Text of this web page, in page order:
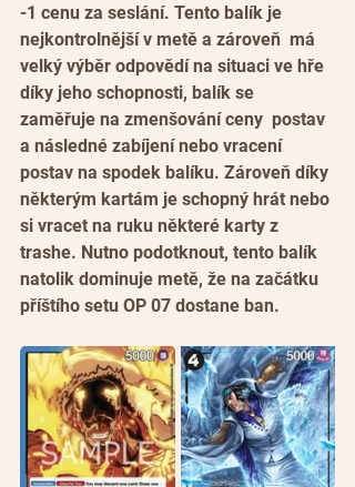
-1 cenu za seslání. Tento balík je
nejkontrolnější v metě a zároveň  má
velký výběr odpovědí na situaci ve hře
díky jeho schopnosti, balík se
zaměřuje na zmenšování ceny  postav
a následné zabíjení nebo vracení
postav na spodek balíku. Zároveň díky
některým kartám je schopný hrát nebo
si vracet na ruku některé karty z
trashe. Nutno podotknout, tento balík
natolik dominuje metě, že na začátku
příštího setu OP 07 dostane ban.